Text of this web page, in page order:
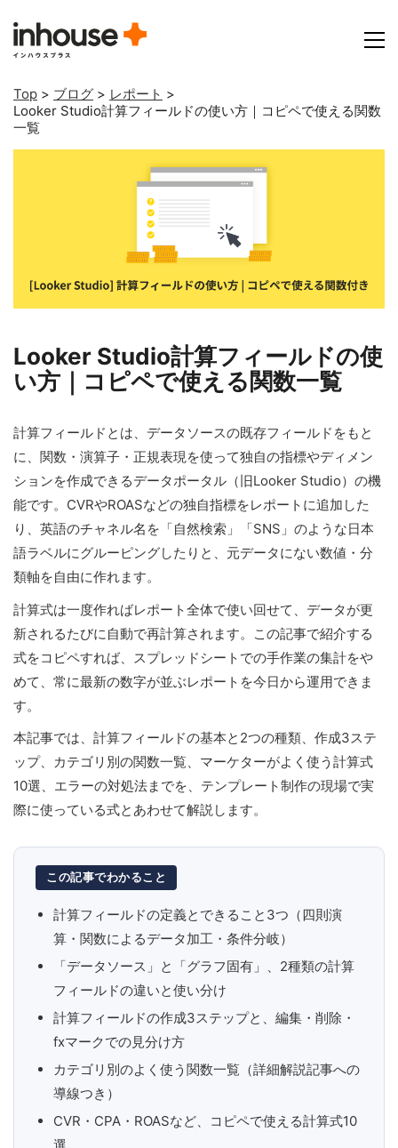
Top > ブログ > レポート >
Looker Studio計算フィールドの使い方｜コピペで使える関数
一覧
Looker Studio計算フィールドの使
い方｜コピペで使える関数一覧
計算フィールドとは、データソースの既存フィールドをもと
に、関数・演算子・正規表現を使って独自の指標やディメン
ションを作成できるデータポータル（旧Looker Studio）の機
能です。CVRやROASなどの独自指標をレポートに追加した
り、英語のチャネル名を「自然検索」「SNS」のような日本
語ラベルにグルーピングしたりと、元データにない数値・分
類軸を自由に作れます。
計算式は一度作ればレポート全体で使い回せて、データが更
新されるたびに自動で再計算されます。この記事で紹介する
式をコピペすれば、スプレッドシートでの手作業の集計をや
めて、常に最新の数字が並ぶレポートを今日から運用できま
す。
本記事では、計算フィールドの基本と2つの種類、作成3ステ
ップ、カテゴリ別の関数一覧、マーケターがよく使う計算式
10選、エラーの対処法までを、テンプレート制作の現場で実
際に使っている式とあわせて解説します。
この記事でわかること
計算フィールドの定義とできること3つ（四則演
算・関数によるデータ加工・条件分岐）
「データソース」と「グラフ固有」、2種類の計算
フィールドの違いと使い分け
計算フィールドの作成3ステップと、編集・削除・
fxマークでの見分け方
カテゴリ別のよく使う関数一覧（詳細解説記事への
導線つき）
CVR・CPA・ROASなど、コピペで使える計算式10